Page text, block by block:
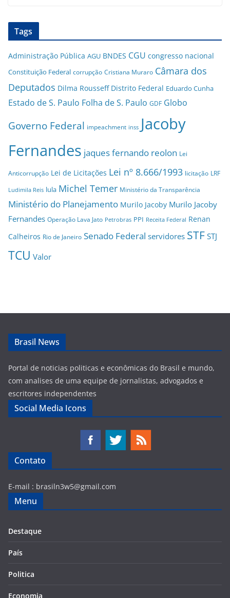
Tags
Administração Pública AGU BNDES CGU congresso nacional
Constituição Federal corrupção Cristiana Muraro Câmara dos
Deputados Dilma Rousseff Distrito Federal Eduardo Cunha
Estado de S. Paulo Folha de S. Paulo GDF Globo
Governo Federal impeachment inss Jacoby
Fernandes jaques fernando reolon Lei
Anticorrupção Lei de Licitações Lei nº 8.666/1993 licitação LRF
Ludimila Reis lula Michel Temer Ministério da Transparência
Ministério do Planejamento Murilo Jacoby Murilo Jacoby
Fernandes Operação Lava Jato Petrobras PPI Receita Federal Renan
Calheiros Rio de Janeiro Senado Federal servidores STF STJ
TCU Valor
Brasil News
Portal de noticias politicas e econômicas do Brasil e mundo,
com analises de uma equipe de jornalistas, advogados e
escritores independentes
Social Media Icons
Contato
E-mail : brasiln3w5@gmail.com
Menu
Destaque
País
Politica
Economia